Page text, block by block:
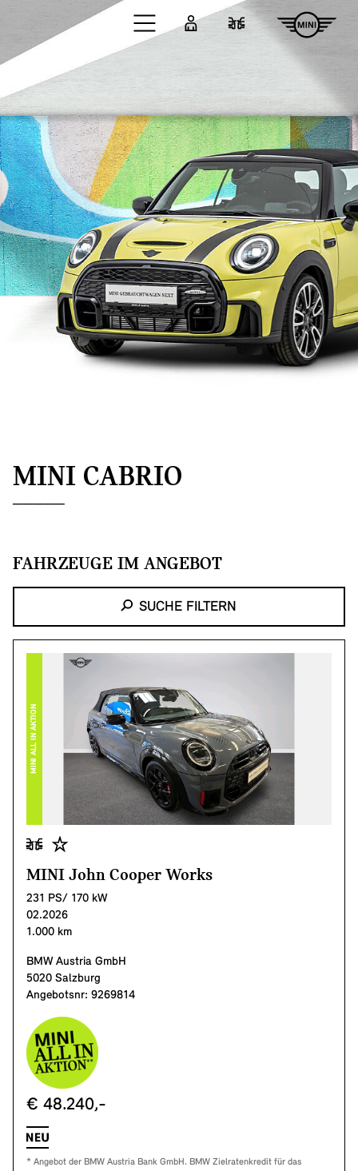
Zum Hauptinhalt springen
Anmelden
MINI CABRIO
FAHRZEUGE IM ANGEBOT
SUCHE FILTERN
MINI ALL IN AKTION
MINI John Cooper Works
231 PS/ 170 kW
02.2026
1.000 km
BMW Austria GmbH
5020 Salzburg
Angebotsnr: 9269814
€ 48.240,-
* Angebot der BMW Austria Bank GmbH. BMW Zielratenkredit für das